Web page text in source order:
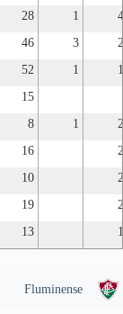
28 1
4
46 3
2
52 1
1
15
8 1
2
16
2
10
2
19
2
13 1
Fluminense